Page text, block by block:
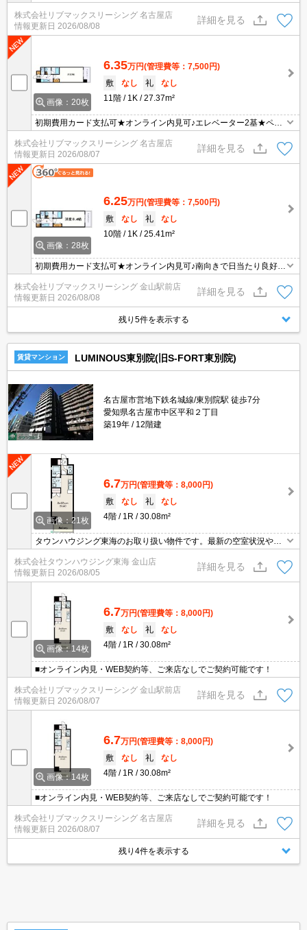
8.4帖の1K★ペット相談（犬か猫1匹のみ）
株式会社リブマックスリーシング 名古屋店
情報更新日 2026/08/08
詳細を見る
画像：20枚
6.35万円(管理費等：7,500円)
敷
なし 礼
なし
11階
1K 27.37m²
初期費用カード支払可★オンライン内見可♪エレベーター2基★ペッ
ト可（犬か猫1匹のみ）
株式会社リブマックスリーシング 名古屋店
情報更新日 2026/08/07
詳細を見る
画像：28枚
6.25万円(管理費等：7,500円)
敷
なし 礼
なし
10階
1K 25.41m²
初期費用カード支払可★オンライン内見可♪南向きで日当たり良好★
8.4帖の1K★ペット相談（犬か猫1匹のみ）
株式会社リブマックスリーシング 金山駅前店
情報更新日 2026/08/08
詳細を見る
残り5件を表示する
賃貸マンション LUMINOUS東別院(旧S-FORT東別院)
名古屋市営地下鉄名城線/東別院駅 徒歩7分
愛知県名古屋市中区平和２丁目
築19年
12階建
画像：21枚
6.7万円(管理費等：8,000円)
敷
なし 礼
なし
4階
1R 30.08m²
タウンハウジング東海のお取り扱い物件です。最新の空室状況やの
詳細などお気軽にお問い合わせ下さい。
株式会社タウンハウジング東海 金山店
情報更新日 2026/08/05
詳細を見る
画像：14枚
6.7万円(管理費等：8,000円)
敷
なし 礼
なし
4階
1R 30.08m²
■オンライン内見・WEB契約等、ご来店なしでご契約可能です！
株式会社リブマックスリーシング 金山駅前店
情報更新日 2026/08/07
詳細を見る
画像：14枚
6.7万円(管理費等：8,000円)
敷
なし 礼
なし
4階
1R 30.08m²
■オンライン内見・WEB契約等、ご来店なしでご契約可能です！
株式会社リブマックスリーシング 名古屋店
情報更新日 2026/08/07
詳細を見る
残り4件を表示する